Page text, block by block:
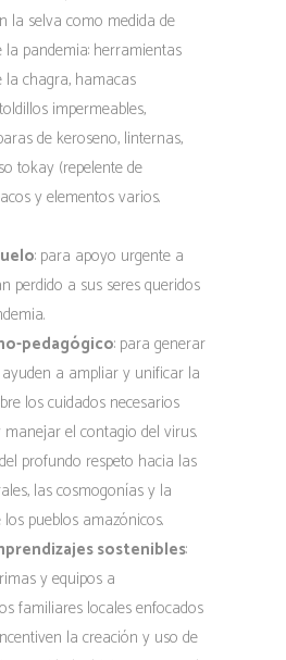
la selva como medida de
la pandemia: herramientas
chagra, hamacas
impermeables,
de keroseno, linternas,
tokay (repelente de
y elementos varios.
: para apoyo urgente a
perdido a sus seres queridos
pedagógico: para generar
a ampliar y unificar la
los cuidados necesarios
el contagio del virus.
profundo respeto hacia las
las cosmogonías y la
pueblos amazónicos.
sostenibles:
y equipos a
familiares locales enfocados
la creación y uso de